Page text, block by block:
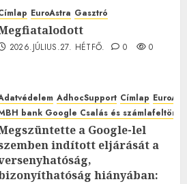
EuroAstra Gasztró
2026.JÚLIUS.27. HÉTFŐ. 0 0
AdhocSupport Címlap
bank Google Csalás és
a Google-lel
indított eljárását a
hiányában: